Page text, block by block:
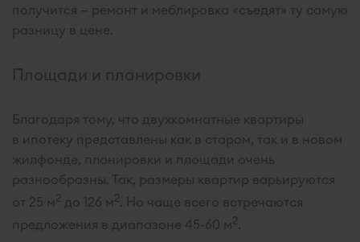
получится — ремонт и меблировка «съедят» ту самую
разницу в цене.
Площади и планировки
Благодаря тому, что двухкомнатные квартиры
в ипотеку представлены как в старом, так и в новом
жилфонде, планировки и площади очень
разнообразны. Так, размеры квартир варьируются
от 25 м2 до 126 м2. Но чаще всего встречаются
предложения в диапазоне 45-60 м2.